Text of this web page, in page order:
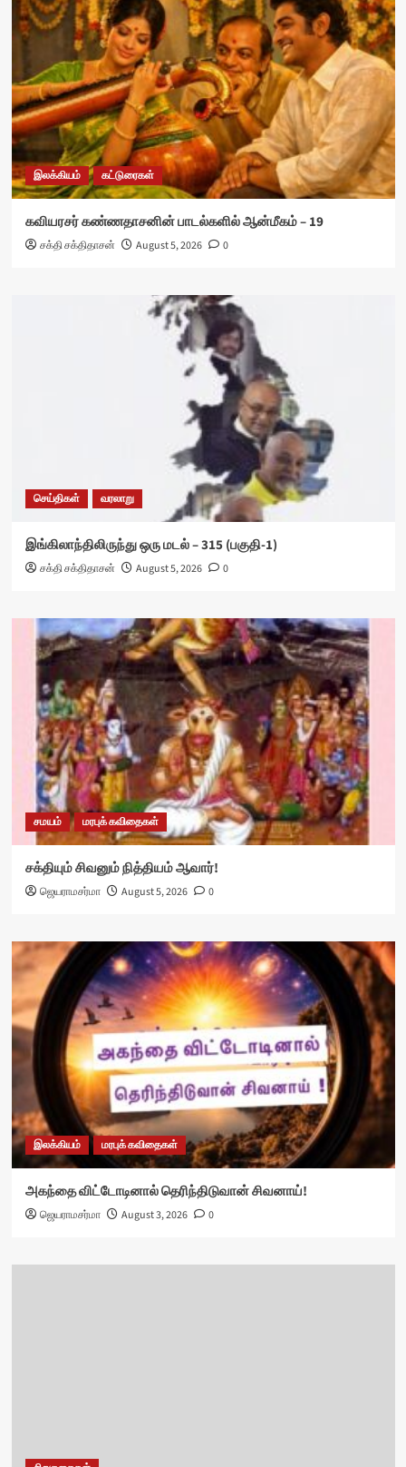
இலக்கியம் கட்டுரைகள்
கவியரசர் கண்ணதாசனின் பாடல்களில் ஆன்மீகம் – 19
சக்தி சக்திதாசன் August 5, 2026 0
செய்திகள் வரலாறு
இங்கிலாந்திலிருந்து ஒரு மடல் – 315 (பகுதி-1)
சக்தி சக்திதாசன் August 5, 2026 0
சமயம் மரபுக் கவிதைகள்
சக்தியும் சிவனும் நித்தியம் ஆவார்!
ஜெயராமசர்மா August 5, 2026 0
இலக்கியம் மரபுக் கவிதைகள்
அகந்தை விட்டோடினால் தெரிந்திடுவான் சிவனாய்!
ஜெயராமசர்மா August 3, 2026 0